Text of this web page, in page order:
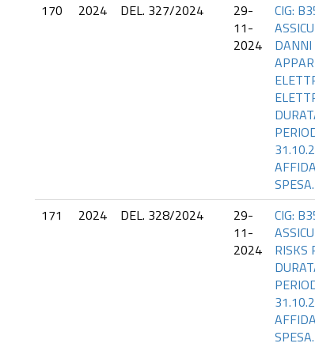
170 2024 DEL. 327/2024
29-
11-
2024
CIG:
SPESA.
171 2024 DEL. 328/2024
29-
11-
2024
CIG:
RISKS
SPESA.